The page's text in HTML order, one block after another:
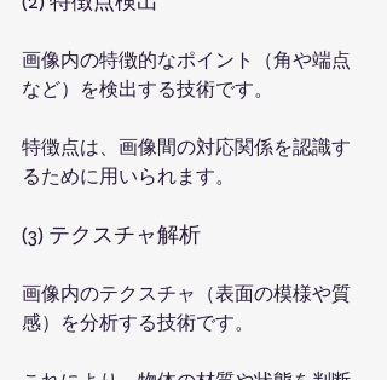
画像内の特徴的なポイント（角や端点
など）を検出する技術です。
特徴点は、画像間の対応関係を認識す
るために用いられます。
(3) テクスチャ解析
画像内のテクスチャ（表面の模様や質
感）を分析する技術です。